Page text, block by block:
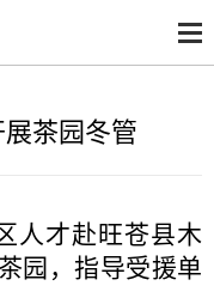
茶园冬管
人才赴旺苍县木
园，指导受援单